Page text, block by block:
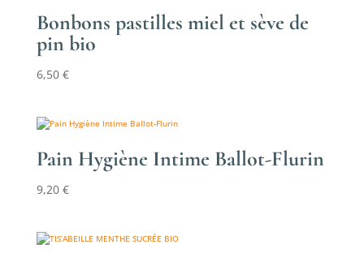
Bonbons pastilles miel et sève de
pin bio
6,50 €
Pain Hygiène Intime Ballot-Flurin
9,20 €